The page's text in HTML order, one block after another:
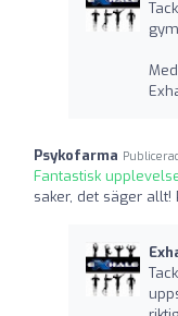
Psykofarma
Fantastisk
saker, det säger allt!